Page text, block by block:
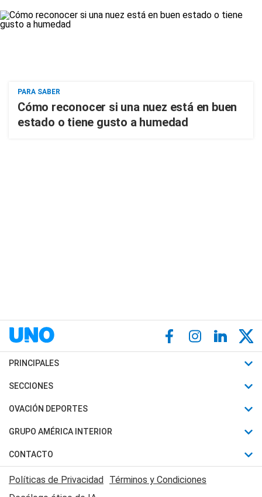
PARA SABER
Cómo reconocer si una nuez está en buen
estado o tiene gusto a humedad
PRINCIPALES
Últimas Noticias
Política
Judiciales
Economia
SECCIONES
Horóscopo
Motores
Trucos caseros
Series y Películas
OVACIÓN DEPORTES
Fútbol
Mundial
Automovilismo
Rugby
GRUPO AMÉRICA INTERIOR
Canal 7 en Vivo
CONTACTO
Acerca de Nosotros
Políticas de Privacidad Términos y Condiciones